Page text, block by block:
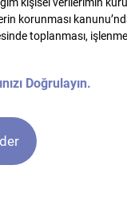
korunması
toplanması,
Doğrulayın.